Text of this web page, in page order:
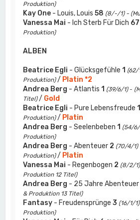
Produktion)
Kay One - Louis, Louis58 (8/-/1) -
Vanessa Mai - Ich Sterb Für Dich 67
Produktion)
ALBEN
Beatrice Egli - Glücksgefühle 1 (62/
Produktion)/ Platin *2
Andrea Berg - Atlantis 1 (39/6/1)-
Titel)/ Gold
Beatrice Egli - Pure Lebensfreude 1
Produktion)/ Platin
Andrea Berg - Seelenbeben 1 (54/6/
Produktion)
Andrea Berg - Abenteuer 2 (70/4/1)
Produktion)/ Platin
Vanessa Mai - Regenbogen 2 (8/2/1)
Produktion 12 Titel)
Andrea Berg - 25 Jahre Abenteuer
& Produktion 13 Titel)
Fantasy - Freudensprünge3 (16/1/
Produktion)